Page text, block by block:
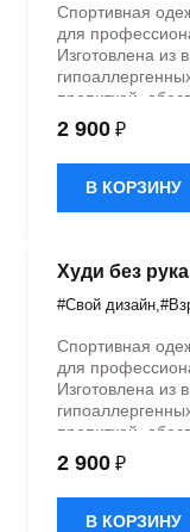
Спортивная
для
Изготовлена из
пропиткой,
быстрое
эластичностью
да (от 15 штук)
2 900 ₽
В КОРЗИНУ
Худи без
#Свой дизайн
Спортивная
для
Изготовлена из
пропиткой,
быстрое
эластичностью
да (от 15 штук)
2 900 ₽
В КОРЗИНУ